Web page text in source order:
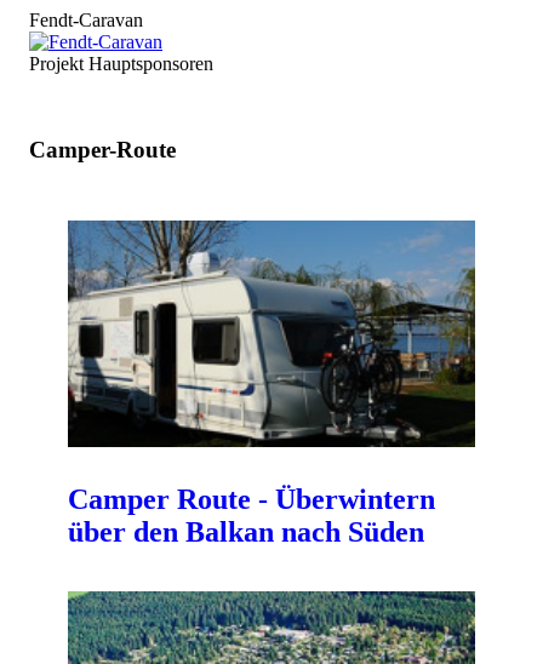
Fendt-Caravan
Projekt Hauptsponsoren
Camper-Route
Camper Route - Überwintern
über den Balkan nach Süden